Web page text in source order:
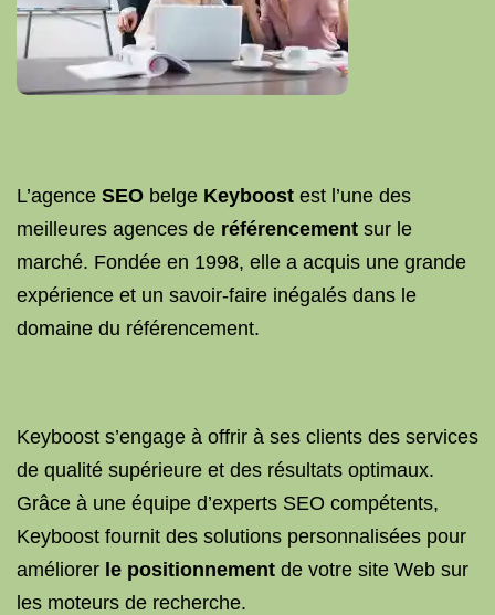
L’agence SEO belge Keyboost est l’une des
meilleures agences de référencement sur le
marché. Fondée en 1998, elle a acquis une grande
expérience et un savoir-faire inégalés dans le
domaine du référencement.
Keyboost s’engage à offrir à ses clients des services
de qualité supérieure et des résultats optimaux.
Grâce à une équipe d’experts SEO compétents,
Keyboost fournit des solutions personnalisées pour
améliorer le positionnement de votre site Web sur
les moteurs de recherche.